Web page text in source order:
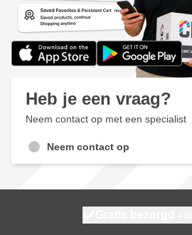
Heb je een vraag?
Neem contact op met een specialist
Neem contact op